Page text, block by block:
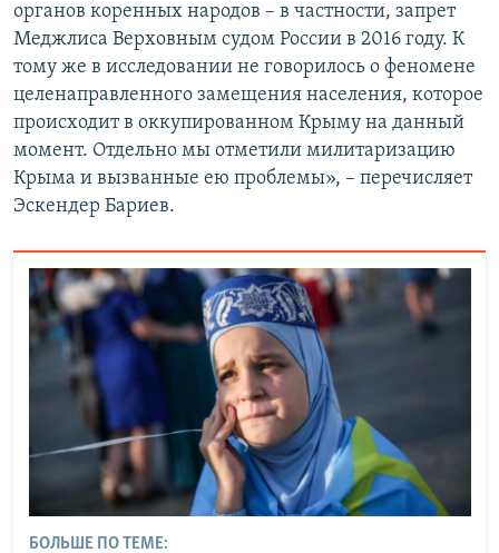
органов коренных народов – в частности, запрет
Меджлиса Верховным судом России в 2016 году. К
тому же в исследовании не говорилось о феномене
целенаправленного замещения населения, которое
происходит в оккупированном Крыму на данный
момент. Отдельно мы отметили милитаризацию
Крыма и вызванные ею проблемы», – перечисляет
Эскендер Бариев.
БОЛЬШЕ ПО ТЕМЕ: